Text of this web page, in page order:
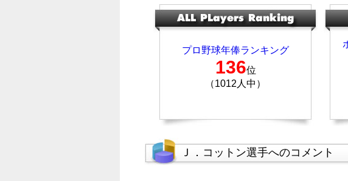
プロ野球年俸ランキング
136位
（1012人中）
Ｊ．コットン選手へのコメント